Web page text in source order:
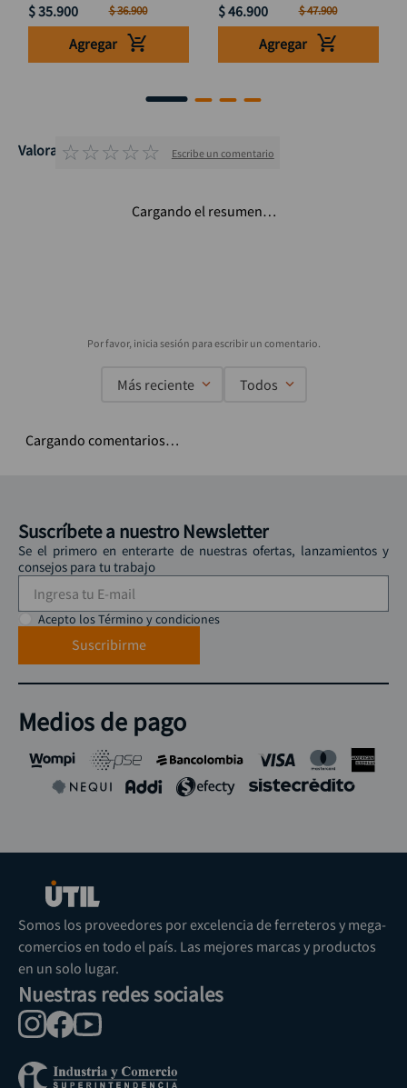
$35.900 $36.900
Agregar
$46.900 $47.900
Agregar
Valoraciones
☆☆☆☆☆ Escribe un comentario
Cargando el resumen…
Más reciente Todos
Cargando comentarios…
Suscríbete a nuestro Newsletter
Se el primero en enterarte de nuestras ofertas, lanzamientos y
consejos para tu trabajo
Acepto los Término y condiciones
Suscribirme
Medios de pago
Somos los proveedores por excelencia de ferreteros y mega-
comercios en todo el país. Las mejores marcas y productos
en un solo lugar.
Nuestras redes sociales